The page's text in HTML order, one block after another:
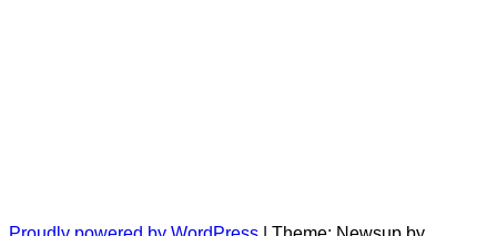
Dashboard กองสาธารณสุข ประจำปี 2569